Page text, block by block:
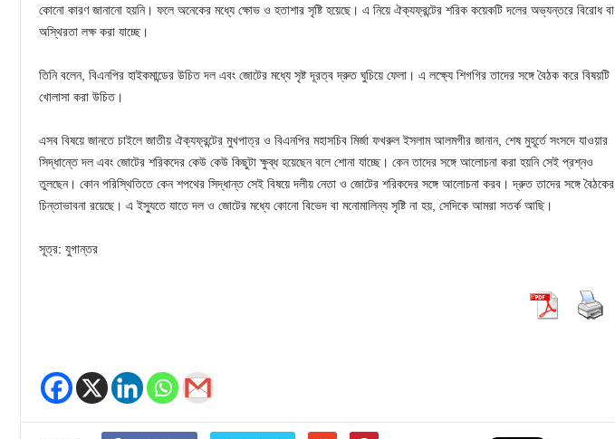
কোনো কারণ জানানো হয়নি। ফলে অনেকের মধ্যে ক্ষোভ ও হতাশার সৃষ্টি হয়েছে। এ নিয়ে ঐক্যফ্রন্টের শরিক কয়েকটি দলের অভ্যন্তরে বিরোধ বা
অস্থিরতা লক্ষ করা যাচ্ছে।
তিনি বলেন, বিএনপির হাইকমান্ডের উচিত দল এবং জোটের মধ্যে সৃষ্ট দূরত্ব দ্রুত ঘুচিয়ে ফেলা। এ লক্ষ্যে শিগগির তাদের সঙ্গে বৈঠক করে বিষয়টি
খোলাসা করা উচিত।
এসব বিষয়ে জানতে চাইলে জাতীয় ঐক্যফ্রন্টের মুখপাত্র ও বিএনপির মহাসচিব মির্জা ফখরুল ইসলাম আলমগীর জানান, শেষ মুহূর্তে সংসদে যাওয়ার
সিদ্ধান্তে দল এবং জোটের শরিকদের কেউ কেউ কিছুটা ক্ষুব্ধ হয়েছেন বলে শোনা যাচ্ছে। কেন তাদের সঙ্গে আলোচনা করা হয়নি সেই প্রশ্নও
তুলছেন। কোন পরিস্থিতিতে কেন শপথের সিদ্ধান্ত সেই বিষয়ে দলীয় নেতা ও জোটের শরিকদের সঙ্গে আলোচনা করব। দ্রুত তাদের সঙ্গে বৈঠকের
চিন্তাভাবনা রয়েছে। এ ইস্যুতে যাতে দল ও জোটের মধ্যে কোনো বিভেদ বা মনোমালিন্য সৃষ্টি না হয়, সেদিকে আমরা সতর্ক আছি।
সূত্র: যুগান্তর